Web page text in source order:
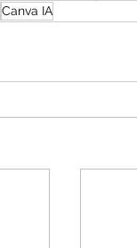
Canva IA